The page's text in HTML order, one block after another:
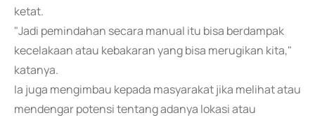
ketat.
"Jadi pemindahan secara manual itu bisa berdampak
kecelakaan atau kebakaran yang bisa merugikan kita,"
katanya.
Ia juga mengimbau kepada masyarakat jika melihat atau
mendengar potensi tentang adanya lokasi atau